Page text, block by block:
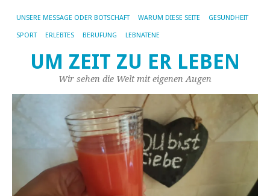
UNSERE MESSAGE ODER BOTSCHAFT WARUM DIESE SEITE GESUNDHEIT
SPORT ERLEBTES BERUFUNG LEBNATENE
UM ZEIT ZU ER LEBEN
Wir sehen die Welt mit eigenen Augen